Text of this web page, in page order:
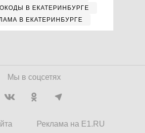
В ЕКАТЕРИНБУРГЕ
В ЕКАТЕРИНБУРГЕ
Мы в соцсетях
Реклама на E1.RU